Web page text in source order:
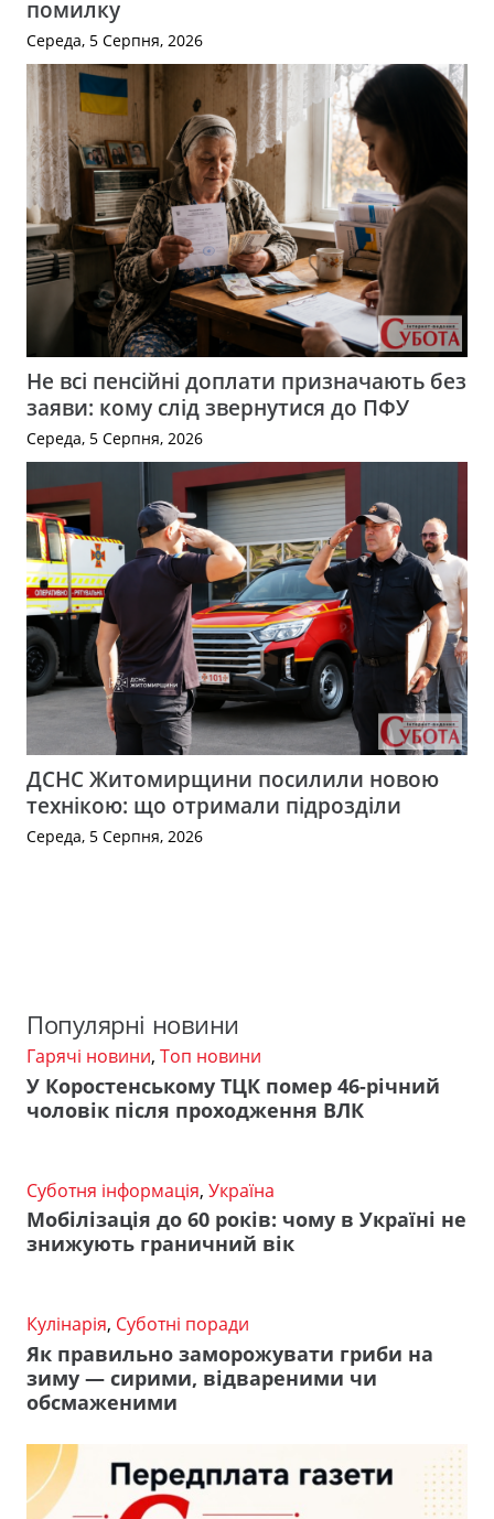
помилку
Середа, 5 Серпня, 2026
Не всі пенсійні доплати призначають без
заяви: кому слід звернутися до ПФУ
Середа, 5 Серпня, 2026
ДСНС Житомирщини посилили новою
технікою: що отримали підрозділи
Середа, 5 Серпня, 2026
Популярні новини
Гарячі новини, Топ новини
У Коростенському ТЦК помер 46-річний
чоловік після проходження ВЛК
Суботня інформація, Україна
Мобілізація до 60 років: чому в Україні не
знижують граничний вік
Кулінарія, Суботні поради
Як правильно заморожувати гриби на
зиму — сирими, відвареними чи
обсмаженими